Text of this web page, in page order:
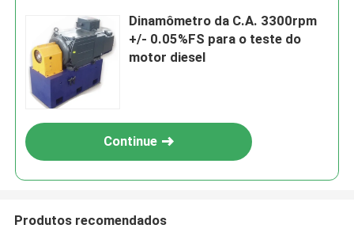
Dinamômetro da C.A. 3300rpm
+/- 0.05%FS para o teste do
motor diesel
Continue
Produtos recomendados